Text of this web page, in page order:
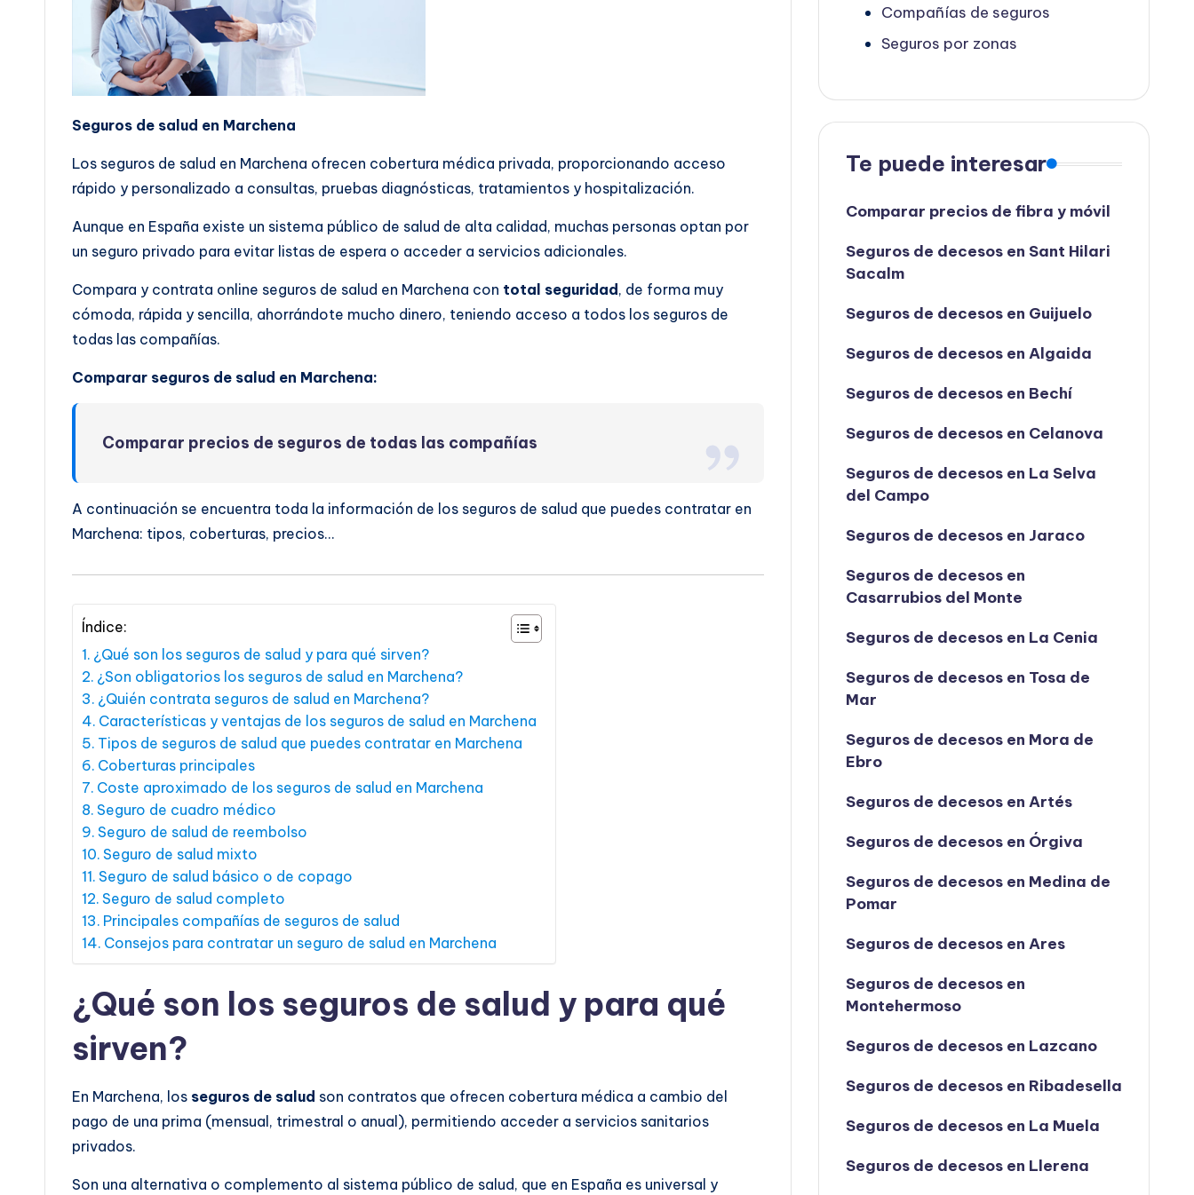
Seguros de salud en Marchena
Los seguros de salud en Marchena ofrecen cobertura médica privada, proporcionando acceso
rápido y personalizado a consultas, pruebas diagnósticas, tratamientos y hospitalización.
Aunque en España existe un sistema público de salud de alta calidad, muchas personas optan por
un seguro privado para evitar listas de espera o acceder a servicios adicionales.
Compara y contrata online seguros de salud en Marchena con total seguridad , de forma muy
cómoda, rápida y sencilla, ahorrándote mucho dinero, teniendo acceso a todos los seguros de
todas las compañías.
Comparar seguros de salud en Marchena:
Comparar precios de seguros de todas las compañías
A continuación se encuentra toda la información de los seguros de salud que puedes contratar en
Marchena: tipos, coberturas, precios…
Índice:
¿Qué son los seguros de salud y para qué sirven?
¿Son obligatorios los seguros de salud en Marchena?
¿Quién contrata seguros de salud en Marchena?
Características y ventajas de los seguros de salud en Marchena
Tipos de seguros de salud que puedes contratar en Marchena
Coberturas principales
Coste aproximado de los seguros de salud en Marchena
Seguro de cuadro médico
Seguro de salud de reembolso
Seguro de salud mixto
Seguro de salud básico o de copago
Seguro de salud completo
Principales compañías de seguros de salud
Consejos para contratar un seguro de salud en Marchena
¿Qué son los seguros de salud y para qué
sirven?
En Marchena, los seguros de salud son contratos que ofrecen cobertura médica a cambio del
pago de una prima (mensual, trimestral o anual), permitiendo acceder a servicios sanitarios
privados.
Son una alternativa o complemento al sistema público de salud, que en España es universal y
Compañías de seguros
Seguros por zonas
Te puede interesar
Comparar precios de fibra y móvil
Seguros de decesos en Sant Hilari
Sacalm
Seguros de decesos en Guijuelo
Seguros de decesos en Algaida
Seguros de decesos en Bechí
Seguros de decesos en Celanova
Seguros de decesos en La Selva
del Campo
Seguros de decesos en Jaraco
Seguros de decesos en
Casarrubios del Monte
Seguros de decesos en La Cenia
Seguros de decesos en Tosa de
Mar
Seguros de decesos en Mora de
Ebro
Seguros de decesos en Artés
Seguros de decesos en Órgiva
Seguros de decesos en Medina de
Pomar
Seguros de decesos en Ares
Seguros de decesos en
Montehermoso
Seguros de decesos en Lazcano
Seguros de decesos en Ribadesella
Seguros de decesos en La Muela
Seguros de decesos en Llerena